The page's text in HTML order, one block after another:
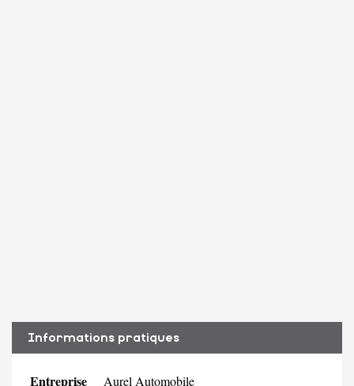
Informations pratiques
Entreprise Aurel Automobile